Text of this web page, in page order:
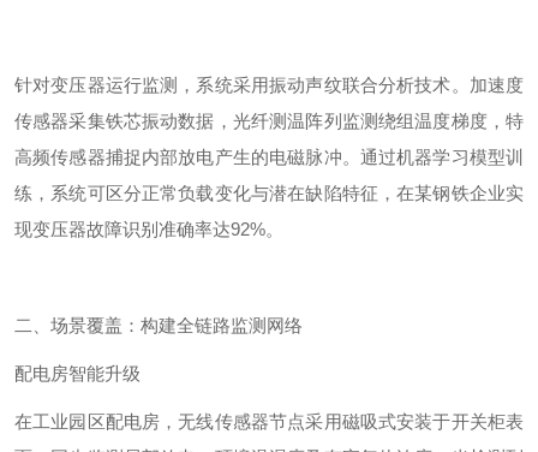
针对变压器运行监测，系统采用振动声纹联合分析技术。加速度
传感器采集铁芯振动数据，光纤测温阵列监测绕组温度梯度，特
高频传感器捕捉内部放电产生的电磁脉冲。通过机器学习模型训
练，系统可区分正常负载变化与潜在缺陷特征，在某钢铁企业实
现变压器故障识别准确率达92%。
二、场景覆盖：构建全链路监测网络
配电房智能升级
在工业园区配电房，无线传感器节点采用磁吸式安装于开关柜表